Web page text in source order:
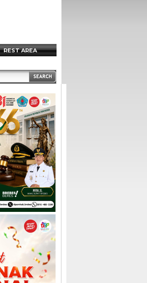
REST AREA
redaksi || Akses Kami di Handphone anda melalui